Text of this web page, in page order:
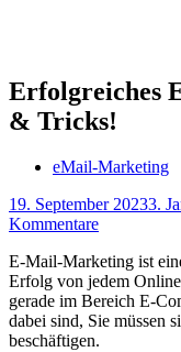
Erfolgreiches
& Tricks!
eMail-Marketing
19. September 20233.
Kommentare
E-Mail-Marketing ist
Erfolg von jedem
gerade im Bereich E-
dabei sind, Sie müssen
beschäftigen.